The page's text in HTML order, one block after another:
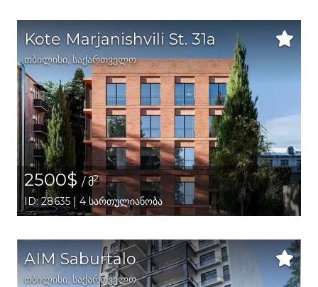
Kote Marjanishvili St. 31a
თბილისი, საქართველო
2500$ / მ2
ID: 28635 | 4 სართულიანობა
AIM Saburtalo
თბილისი, საქართველო